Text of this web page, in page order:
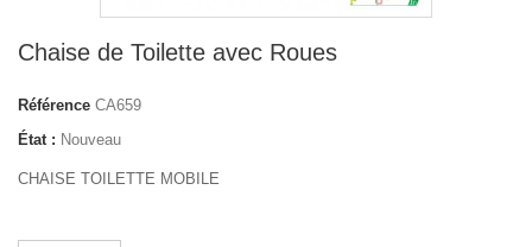
Chaise de Toilette avec Roues
Référence CA659
État : Nouveau
CHAISE TOILETTE MOBILE